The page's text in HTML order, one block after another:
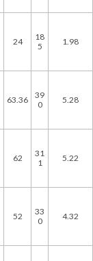
24
18
5
1.98
63.36
39
0
5.28
62
31
1
5.22
52
33
0
4.32